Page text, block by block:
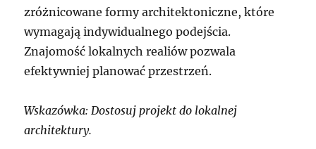
zróżnicowane formy architektoniczne, które
wymagają indywidualnego podejścia.
Znajomość lokalnych realiów pozwala
efektywniej planować przestrzeń.
Wskazówka: Dostosuj projekt do lokalnej
architektury.